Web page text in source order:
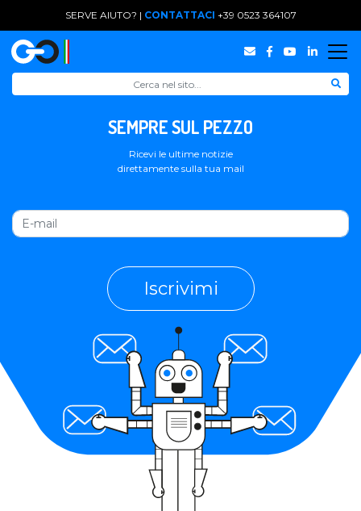
SERVE AIUTO? | CONTATTACI +39 0523 364107
SEMPRE SUL PEZZO
Ricevi le ultime notizie
direttamente sulla tua mail
Iscrivimi